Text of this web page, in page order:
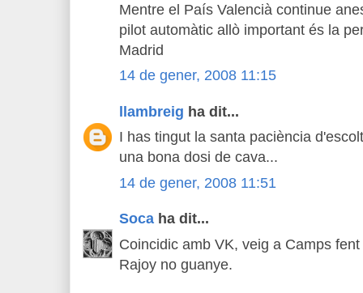
Mentre el País Valencià continue
pilot automàtic allò important és la
Madrid
14 de gener, 2008 11:15
llambreig ha dit...
I has tingut la santa paciència
una bona dosi de cava...
14 de gener, 2008 11:51
Soca ha dit...
Coincidic amb VK, veig a Camps
Rajoy no guanye.